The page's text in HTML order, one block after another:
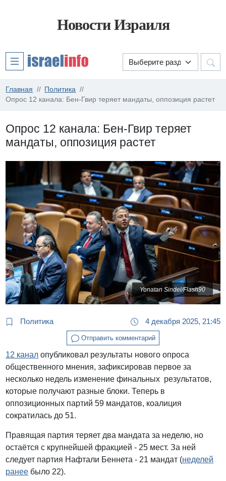
Новости Израиля
Главная
Политика
Опрос 12 канала: Бен-Гвир теряет мандаты, оппозиция растет
Опрос 12 канала: Бен-Гвир теряет
мандаты, оппозиция растет
Yonatan Sindel/Flash90
Политика 4 декабря 2025, 21:45
Отправить комментарий
12 канал опубликовал результаты нового опроса
общественного мнения, зафиксировав первое за
несколько недель изменение финальных результатов,
которые получают разные блоки. Теперь в
оппозиционных партий 59 мандатов, коалиция
сократилась до 51.
Правящая партия теряет два мандата за неделю, но
остаётся с крупнейшей фракцией - 25 мест. За ней
следует партия Нафтали Беннета - 21 мандат (неделей
ранее было 22).